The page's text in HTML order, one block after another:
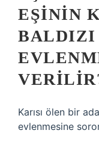
EŞININ
Karısı ölen bir
evlenmesine